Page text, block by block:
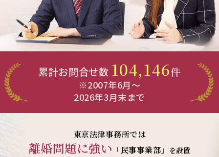
累計お問合せ数 104,146件
※2007年6月～
2026年3月末まで
東京法律事務所では
離婚問題に強い 「民事事業部」 を設置